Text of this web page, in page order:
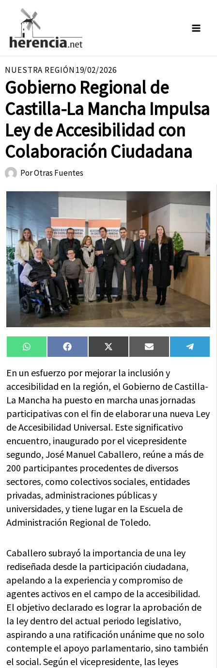
contenido
NUESTRA REGIÓN19/02/2026
Gobierno Regional de
Castilla-La Mancha Impulsa
Ley de Accesibilidad con
Colaboración Ciudadana
PorOtras Fuentes
Compartir
en
WhatsAppCompartir
en
FacebookCompartir
en
X
(Twitter)
Compartir
en
Email
en
En un esfuerzo por mejorar la inclusión y
accesibilidad en la región, el Gobierno de Castilla-
La Mancha ha puesto en marcha unas jornadas
participativas con el fin de elaborar una nueva Ley
de Accesibilidad Universal. Este significativo
encuentro, inaugurado por el vicepresidente
segundo, José Manuel Caballero, reúne a más de
200 participantes procedentes de diversos
sectores, como colectivos sociales, entidades
privadas, administraciones públicas y
universidades, y tiene lugar en la Escuela de
Administración Regional de Toledo.
Caballero subrayó la importancia de una ley
rediseñada desde la participación ciudadana,
apelando a la experiencia y compromiso de
agentes activos en el campo de la accesibilidad.
El objetivo declarado es lograr la aprobación de
la ley dentro del actual periodo legislativo,
aspirando a una ratificación unánime que no solo
contemple el apoyo parlamentario, sino también
el social. Según el vicepresidente, las leyes